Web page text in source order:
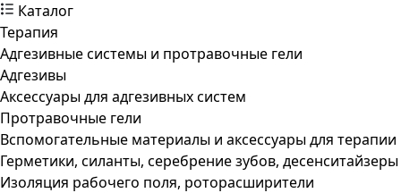
Каталог
Терапия
Адгезивные системы и протравочные гели
Адгезивы
Аксессуары для адгезивных систем
Протравочные гели
Вспомогательные материалы и аксессуары для терапии
Герметики, силанты, серебрение зубов, десенситайзеры
Изоляция рабочего поля, роторасширители